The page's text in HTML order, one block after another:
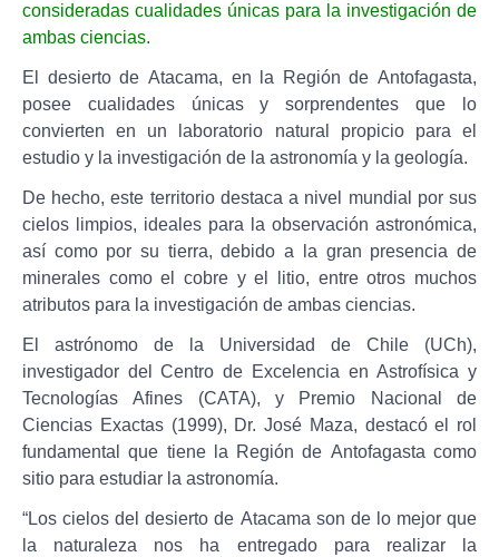
consideradas cualidades únicas para la investigación de
ambas ciencias.
El desierto de Atacama, en la Región de Antofagasta,
posee cualidades únicas y sorprendentes que lo
convierten en un laboratorio natural propicio para el
estudio y la investigación de la astronomía y la geología.
De hecho, este territorio destaca a nivel mundial por sus
cielos limpios, ideales para la observación astronómica,
así como por su tierra, debido a la gran presencia de
minerales como el cobre y el litio, entre otros muchos
atributos para la investigación de ambas ciencias.
El astrónomo de la Universidad de Chile (UCh),
investigador del Centro de Excelencia en Astrofísica y
Tecnologías Afines (CATA), y Premio Nacional de
Ciencias Exactas (1999), Dr. José Maza, destacó el rol
fundamental que tiene la Región de Antofagasta como
sitio para estudiar la astronomía.
“Los cielos del desierto de Atacama son de lo mejor que
la naturaleza nos ha entregado para realizar la